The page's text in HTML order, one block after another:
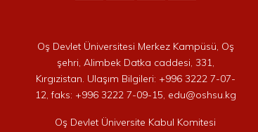
Oş Devlet Üniversitesi Merkez Kampüsü, Oş
şehri, Alimbek Datka caddesi, 331,
Kırgızistan. Ulaşım Bilgileri: +996 3222 7-07-
12, faks: +996 3222 7-09-15, edu@oshsu.kg
Oş Devlet Üniversite Kabul Komitesi